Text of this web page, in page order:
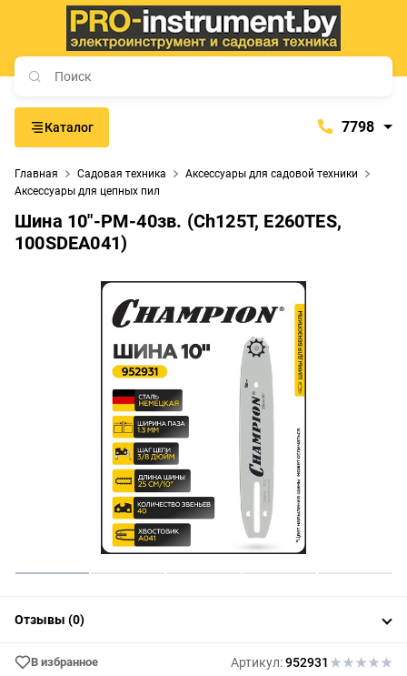
Каталог 7798
+375 (29) 765-57-74
Будние дни:с 9:00 до 21:00
Главная Садовая техника
Аксессуары для садовой техники
Аксессуары для цепных пил
Шина 10"-РМ-40зв. (Ch125T, E260TES,
100SDEA041)
Отзывы (0)
В избранное Артикул:952931